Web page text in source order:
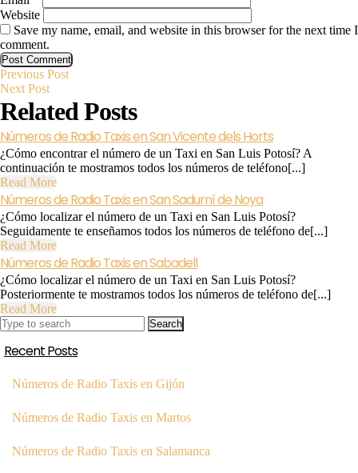
Website
Save my name, email, and website in this browser for the next time I
comment.
Post
navigation
Previous PostPrevious
Next PostNext
Related Posts
Números de Radio Taxis en San Vicente dels Horts
¿Cómo encontrar el número de un Taxi en San Luis Potosí? A
continuación te mostramos todos los números de teléfono[...]
Read MoreRead
More
Números de Radio Taxis en San Sadurní de Noya
¿Cómo localizar el número de un Taxi en San Luis Potosí?
Seguidamente te enseñamos todos los números de teléfono de[...]
Read MoreRead
More
Números
de
Radio
Taxis
en
Sabadell
Números de Radio Taxis en Sabadell
¿Cómo localizar el número de un Taxi en San Luis Potosí?
Posteriormente te mostramos todos los números de teléfono de[...]
Read MoreRead
More
Search
Recent Posts
Números de Radio Taxis en Gijón
Números de Radio Taxis en Martos
Números de Radio Taxis en Salamanca